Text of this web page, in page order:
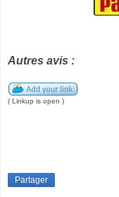
Autres avis :
( Linkup is open )
Partager